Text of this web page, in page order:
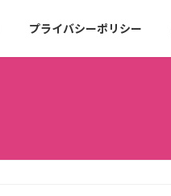
プライバシーポリシー